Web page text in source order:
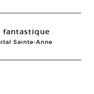
fantastique
Sainte-Anne